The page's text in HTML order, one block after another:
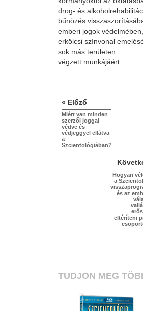
drog- és
bűnözés
emberi jogok
erkölcsi színvonal
sok más területen
végzett munkájáért.
« Előző
Miért van minden
szerzői joggal
védve és
védjeggyel ellátva
a
Szcientológiában?
Hogyan
a
és az
eltéríteni
TUDJON MEG